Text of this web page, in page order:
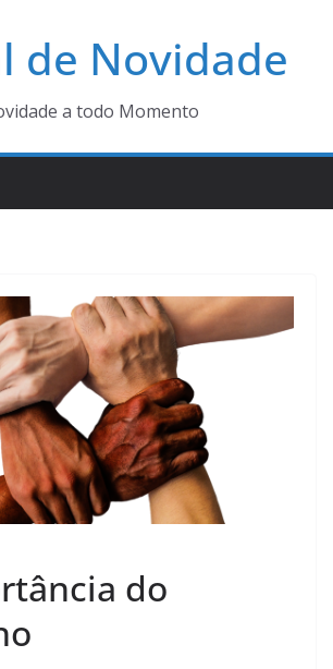
de Novidade
a todo Momento
do